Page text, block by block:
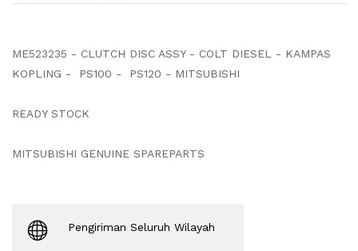
ME523235 - CLUTCH DISC ASSY - COLT DIESEL - KAMPAS
KOPLING - PS100 - PS120 - MITSUBISHI
READY STOCK
MITSUBISHI GENUINE SPAREPARTS
Pengiriman Seluruh Wilayah